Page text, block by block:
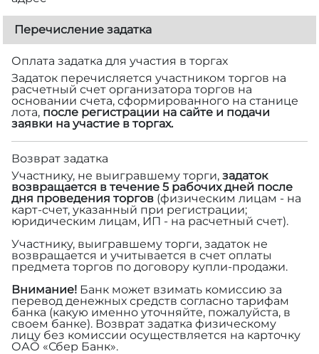
Перечисление задатка
Оплата задатка для участия в торгах
Задаток перечисляется участником торгов на
расчетный счет организатора торгов на
основании счета, сформированного на станице
лота, после регистрации на сайте и подачи
заявки на участие в торгах.
Возврат задатка
Участнику, не выигравшему торги, задаток
возвращается в течение 5 рабочих дней после
дня проведения торгов (физическим лицам - на
карт-счет, указанный при регистрации;
юридическим лицам, ИП - на расчетный счет).
Участнику, выигравшему торги, задаток не
возвращается и учитывается в счет оплаты
предмета торгов по договору купли-продажи.
Внимание! Банк может взимать комиссию за
перевод денежных средств согласно тарифам
банка (какую именно уточняйте, пожалуйста, в
своем банке). Возврат задатка физическому
лицу без комиссии осуществляется на карточку
ОАО «Сбер Банк».